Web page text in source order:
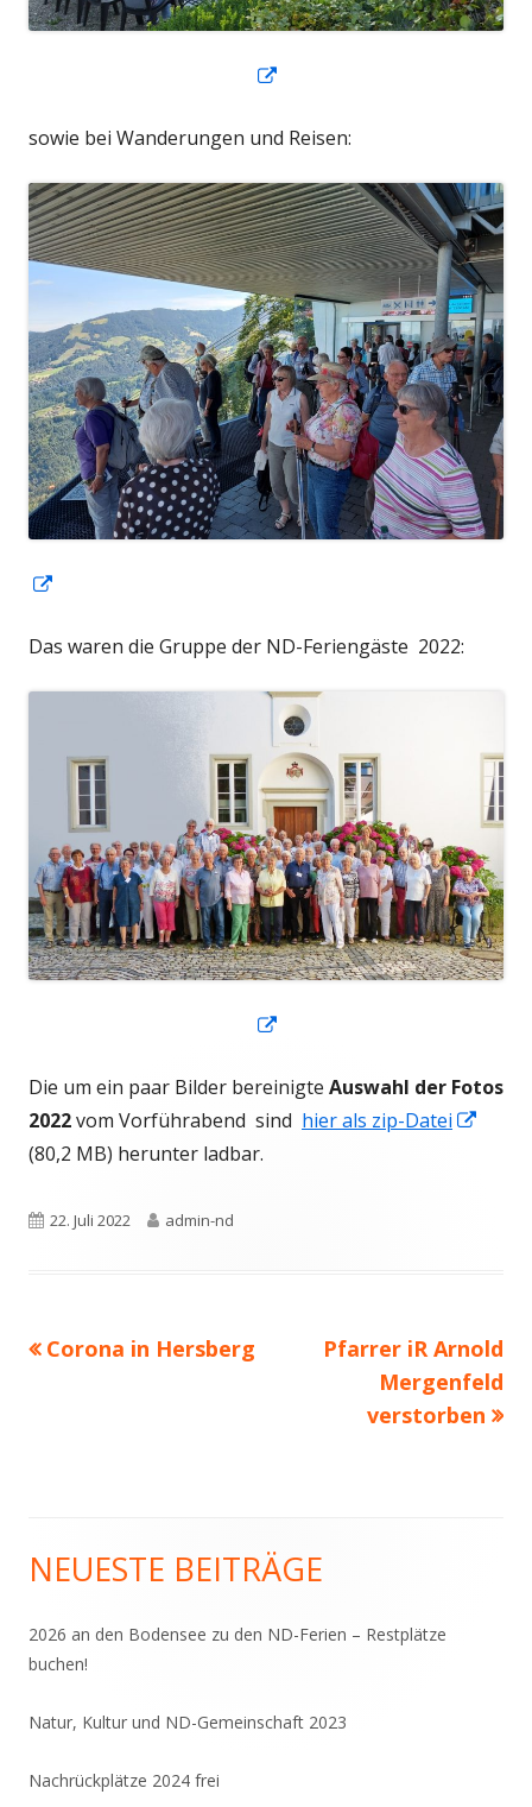
Fenster
sowie bei Wanderungen und Reisen:
Fenster
Das waren die Gruppe der ND-Feriengäste 2022:
Fenster
öffnen
Die um ein paar Bilder bereinigte Auswahl der Fotos
2022vom Vorführabend sind hier als zip-Datei
(80,2 MB) herunter ladbar.
Veröffentlicht
22. Juli 2022 Autor
admin-nd
Beitragsnavigation
Vorheriger
Corona in Hersberg
Nächster
Beitrag
Pfarrer iR Arnold
Mergenfeld
verstorben
Haupt-
Seitenleiste
NEUESTE BEITRÄGE
2026 an den Bodensee zu den ND-Ferien – Restplätze
buchen!
Natur, Kultur und ND-Gemeinschaft 2023
Nachrückplätze 2024 frei